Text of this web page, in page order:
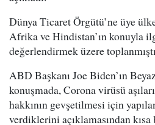
Dünya Ticaret Örgütü’ne üye
Afrika ve Hindistan’ın konuyla
değerlendirmek üzere
ABD Başkanı Joe Biden’ın
konuşmada, Corona virüsü
hakkının gevşetilmesi için
verdiklerini açıklamasından